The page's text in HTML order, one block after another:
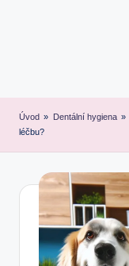
Úvod » Dentální hygiena »
léčbu?